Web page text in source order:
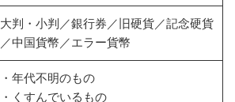
大判・小判／銀行券／旧硬貨／記念硬貨
／中国貨幣／エラー貨幣
・年代不明のもの
・くすんでいるもの